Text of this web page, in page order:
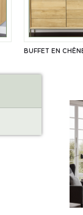
BUFFET EN